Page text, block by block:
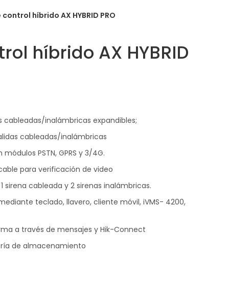
híbrido AX HYBRID PRO
híbrido AX HYBRID
cableadas/inalámbricas expandibles;
cableadas/inalámbricas
PSTN, GPRS y 3/4G.
para verificación de video
sirena cableada y 2 sirenas inalámbricas.
teclado, llavero, cliente móvil, iVMS- 4200,
a través de mensajes y Hik-Connect
de almacenamiento